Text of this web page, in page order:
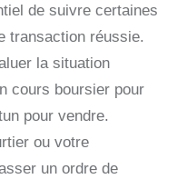
de suivre certaines
transaction réussie.
la situation
cours boursier pour
pour vendre.
ou votre
un ordre de